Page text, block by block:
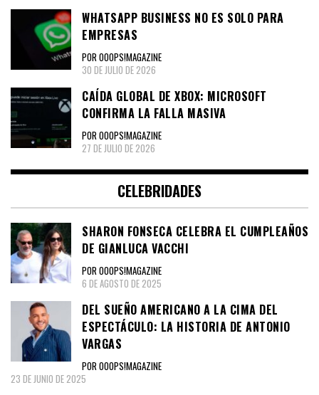
WHATSAPP BUSINESS NO ES SOLO PARA
EMPRESAS
POR OOOPS!MAGAZINE
30 DE JULIO DE 2026
CAÍDA GLOBAL DE XBOX: MICROSOFT
CONFIRMA LA FALLA MASIVA
POR OOOPS!MAGAZINE
27 DE JULIO DE 2026
CELEBRIDADES
SHARON FONSECA CELEBRA EL CUMPLEAÑOS
DE GIANLUCA VACCHI
POR OOOPS!MAGAZINE
6 DE AGOSTO DE 2025
DEL SUEÑO AMERICANO A LA CIMA DEL
ESPECTÁCULO: LA HISTORIA DE ANTONIO
VARGAS
POR OOOPS!MAGAZINE
23 DE JUNIO DE 2025